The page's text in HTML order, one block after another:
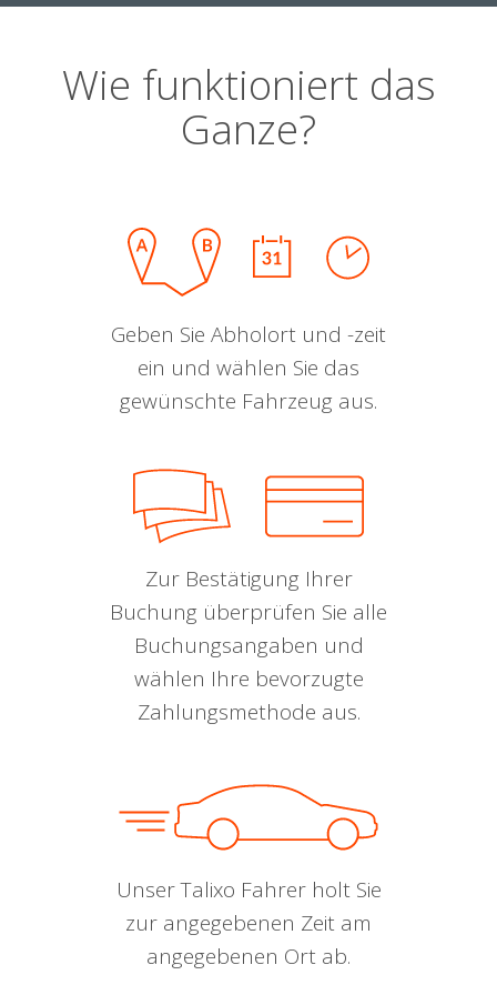
Wie funktioniert das
Ganze?
Geben Sie Abholort und -zeit
ein und wählen Sie das
gewünschte Fahrzeug aus.
Zur Bestätigung Ihrer
Buchung überprüfen Sie alle
Buchungsangaben und
wählen Ihre bevorzugte
Zahlungsmethode aus.
Unser Talixo Fahrer holt Sie
zur angegebenen Zeit am
angegebenen Ort ab.